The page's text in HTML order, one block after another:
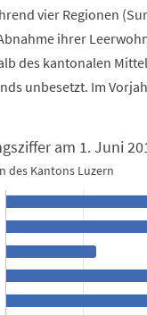
vier Regionen
ihrer
des kantonalen
unbesetzt. Im
2019
Luzern
am 1.
am 1. Juni
des Kantons Luzern